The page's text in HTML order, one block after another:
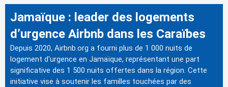
Jamaïque : leader des logements
d’urgence Airbnb dans les Caraïbes
Depuis 2020, Airbnb.org a fourni plus de 1 000 nuits de
logement d'urgence en Jamaïque, représentant une part
significative des 1 500 nuits offertes dans la région. Cette
initiative vise à soutenir les familles touchées par des